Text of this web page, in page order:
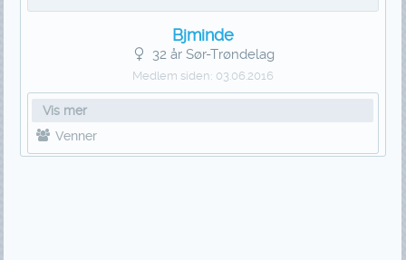
Bjminde
32 år Sør-Trøndelag
Medlem siden: 03.06.2016
Vis mer
Venner